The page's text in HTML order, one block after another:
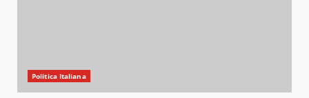
Politica Italiana